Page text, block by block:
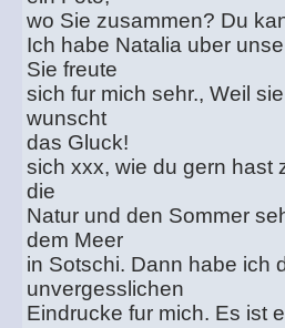
wo Sie zusammen? Du
Ich habe Natalia uber
Sie freute
sich fur mich sehr., Weil
wunscht
das Gluck!
sich xxx, wie du gern hast
die
Natur und den Sommer
dem Meer
in Sotschi. Dann habe ich
unvergesslichen
Eindrucke fur mich. Es ist